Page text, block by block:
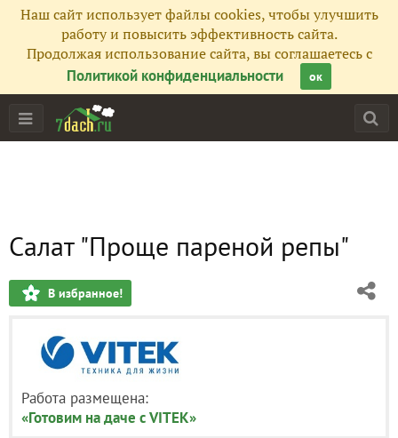
Наш сайт использует файлы cookies, чтобы улучшить
работу и повысить эффективность сайта.
Продолжая использование сайта, вы соглашаетесь с
Политикой конфиденциальности
ок
Салат "Проще пареной репы"
В избранное!
Работа размещена:
«Готовим на даче с VITEK»